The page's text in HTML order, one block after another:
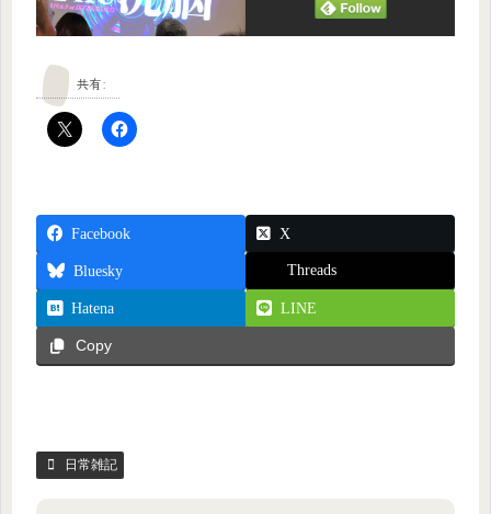
共有:
Facebook X
Bluesky Threads
Hatena LINE
Copy
日常雑記